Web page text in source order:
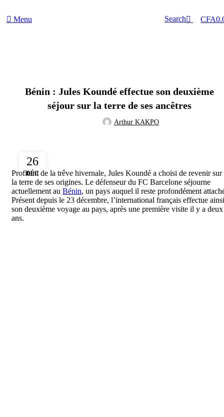
Menu Search CFA
Bénin : Jules Koundé effectue son deuxième
séjour sur la terre de ses ancêtres
Arthur KAKPO
26
DÉC
Profitant de la trêve hivernale, Jules Koundé a choisi de revenir sur
la terre de ses origines. Le défenseur du FC Barcelone séjourne
actuellement au Bénin, un pays auquel il reste profondément
Présent depuis le 23 décembre, l’international français effectue ainsi
son deuxième voyage au pays, après une première visite il y a deux
ans.